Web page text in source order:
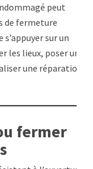
peut
de fermeture
sur un
les lieux, poser un
une réparation
fermer